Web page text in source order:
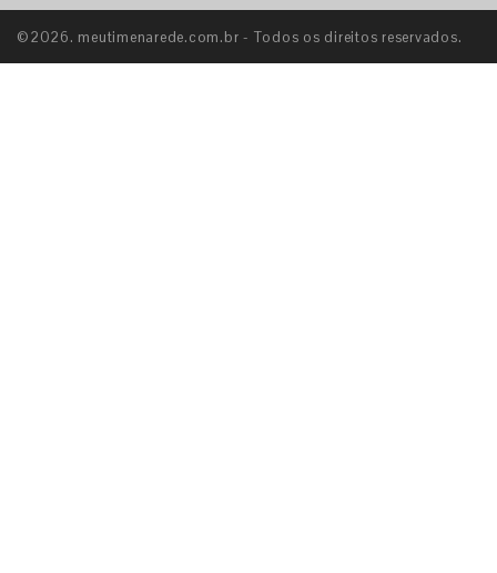
©2026. meutimenarede.com.br - Todos os direitos reservados.